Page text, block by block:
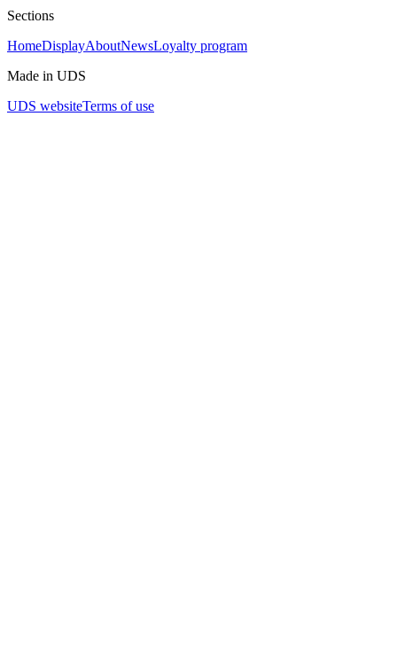
Sections
HomeDisplayAboutNewsLoyalty program
Made in UDS
UDS websiteTerms of use